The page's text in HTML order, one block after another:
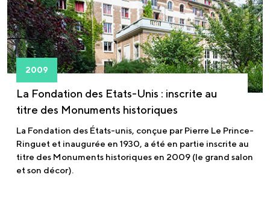
2009
La Fondation des Etats-Unis : inscrite au
titre des Monuments historiques
La Fondation des États-unis, conçue par Pierre Le Prince-
Ringuet et inaugurée en 1930, a été en partie inscrite au
titre des Monuments historiques en 2009 (le grand salon
et son décor).